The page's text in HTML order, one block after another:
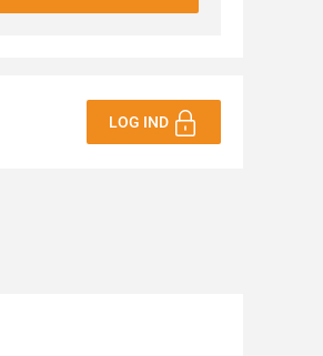
LOG IND